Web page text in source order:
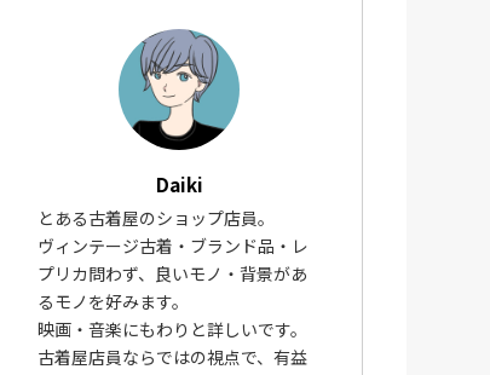
Daiki
とある古着屋のショップ店員。
ヴィンテージ古着・ブランド品・レ
プリカ問わず、良いモノ・背景があ
るモノを好みます。
映画・音楽にもわりと詳しいです。
古着屋店員ならではの視点で、有益